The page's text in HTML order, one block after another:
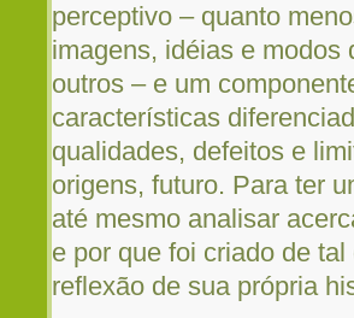
perceptivo – quanto
imagens, idéias e modos
outros – e um
características
qualidades, defeitos e
origens, futuro. Para ter
até mesmo analisar
e por que foi criado de
reflexão de sua própria